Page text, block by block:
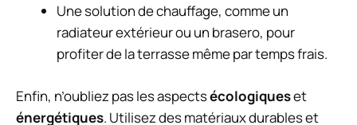
Une solution de chauffage, comme un
radiateur extérieur ou un brasero, pour
profiter de la terrasse même par temps frais.
Enfin, n’oubliez pas les aspectsécologiqueset
énergétiques. Utilisez des matériaux durables et